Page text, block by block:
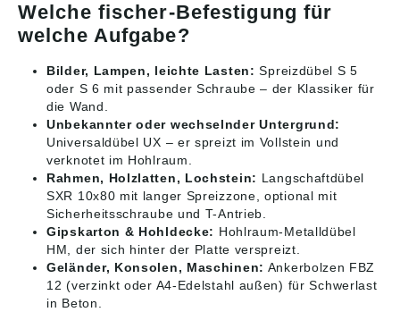
Welche fischer-Befestigung für
welche Aufgabe?
Bilder, Lampen, leichte Lasten: Spreizdübel S 5
oder S 6 mit passender Schraube – der Klassiker für
die Wand.
Unbekannter oder wechselnder Untergrund:
Universaldübel UX – er spreizt im Vollstein und
verknotet im Hohlraum.
Rahmen, Holzlatten, Lochstein: Langschaftdübel
SXR 10x80 mit langer Spreizzone, optional mit
Sicherheitsschraube und T-Antrieb.
Gipskarton & Hohldecke: Hohlraum-Metalldübel
HM, der sich hinter der Platte verspreizt.
Geländer, Konsolen, Maschinen: Ankerbolzen FBZ
12 (verzinkt oder A4-Edelstahl außen) für Schwerlast
in Beton.